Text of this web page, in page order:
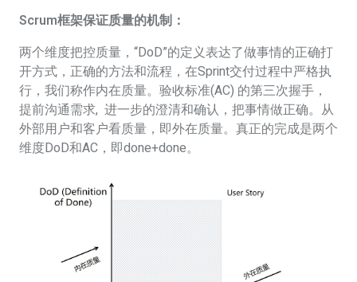
Scrum框架保证质量的机制：
两个维度把控质量，“DoD”的定义表达了做事情的正确打
开方式，正确的方法和流程，在Sprint交付过程中严格执
行，我们称作内在质量。验收标准(AC) 的第三次握手，
提前沟通需求, 进一步的澄清和确认，把事情做正确。从
外部用户和客户看质量，即外在质量。真正的完成是两个
维度DoD和AC，即done+done。